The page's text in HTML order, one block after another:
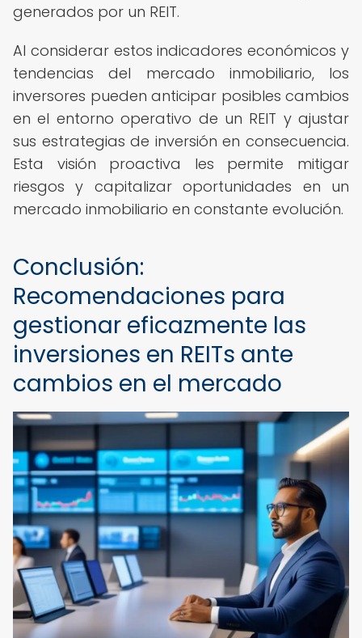
generados por un REIT.
Al considerar estos indicadores económicos y
tendencias del mercado inmobiliario, los
inversores pueden anticipar posibles cambios
en el entorno operativo de un REIT y ajustar
sus estrategias de inversión en consecuencia.
Esta visión proactiva les permite mitigar
riesgos y capitalizar oportunidades en un
mercado inmobiliario en constante evolución.
Conclusión:
Recomendaciones para
gestionar eficazmente las
inversiones en REITs ante
cambios en el mercado